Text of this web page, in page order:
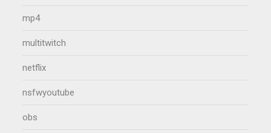
mp4
multitwitch
netflix
nsfwyoutube
obs